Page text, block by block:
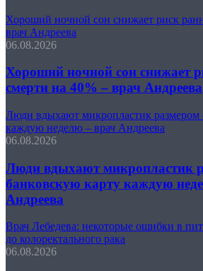
Хороший ночной сон снижает риск
врач Андреева
06.08.2026
Хороший ночной сон снижает
смерти на 40% – врач Андреева
Люди вдыхают микропластик размером
каждую неделю – врач Андреева
06.08.2026
Люди вдыхают микропластик
банковскую карту каждую
Андреева
Врач Лебедева: некоторые ошибки в
до колоректального рака
06.08.2026